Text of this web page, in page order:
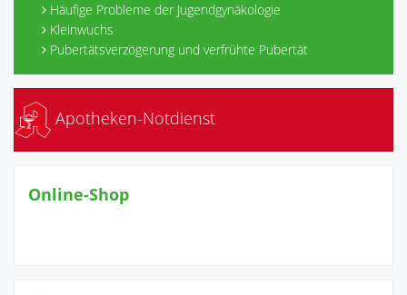
Häufige Probleme der Jugendgynäkologie
Kleinwuchs
Pubertätsverzögerung und verfrühte Pubertät
Apotheken-Notdienst
Online-Shop